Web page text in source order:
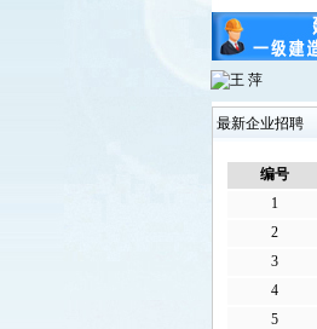
最新企业招聘
编号
1
2
3
4
5